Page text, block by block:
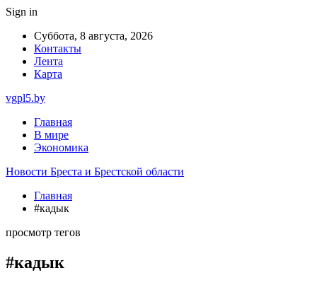
Sign in
Суббота, 8 августа, 2026
Контакты
Лента
Карта
vgpl5.by
Главная
В мире
Экономика
Новости Бреста и Брестской области
Главная
#кадык
просмотр тегов
#кадык